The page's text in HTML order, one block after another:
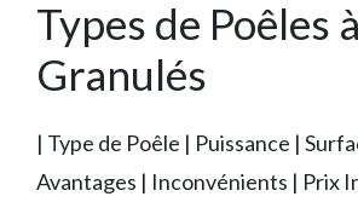
Types de Poêles à
Granulés
| Type de Poêle | Puissance |
Avantages | Inconvénients | Prix